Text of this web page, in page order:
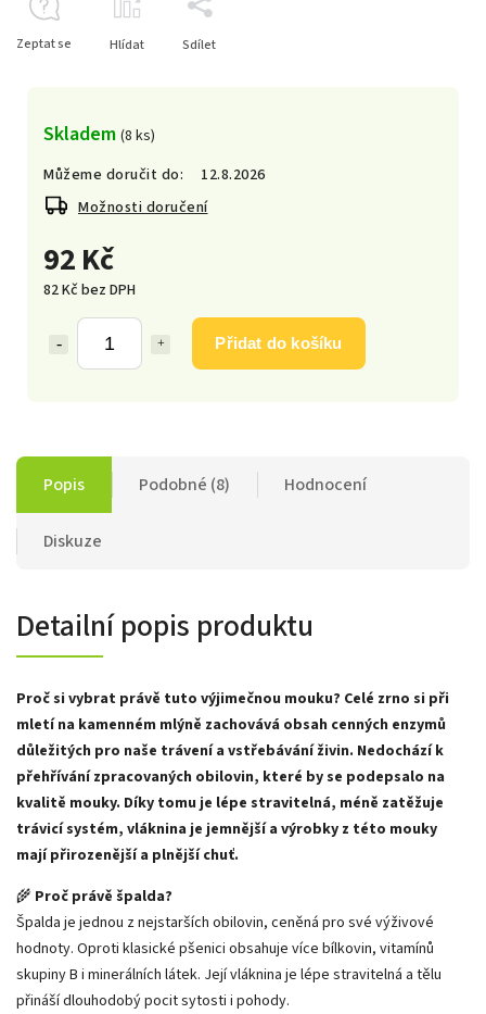
92 Kč
82 Kč bez DPH
Přidat do košíku
Skladem (8 ks)
Můžeme doručit do:
12.8.2026
Možnosti doručení
Zeptat se Hlídat Sdílet
Popis Podobné (8) Hodnocení
Diskuze
Detailní popis produktu
Proč si vybrat právě tuto výjimečnou mouku? Celé zrno si při
mletí na kamenném mlýně zachovává obsah cenných enzymů
důležitých pro naše trávení a vstřebávání živin. Nedochází k
přehřívání zpracovaných obilovin, které by se podepsalo na
kvalitě mouky. Díky tomu je lépe stravitelná, méně zatěžuje
trávicí systém, vláknina je jemnější a výrobky z této mouky
mají přirozenější a plnější chuť.
🌾 Proč právě špalda?
Špalda je jednou z nejstarších obilovin, ceněná pro své výživové
hodnoty. Oproti klasické pšenici obsahuje více bílkovin, vitamínů
skupiny B i minerálních látek. Její vláknina je lépe stravitelná a tělu
přináší dlouhodobý pocit sytosti i pohody.